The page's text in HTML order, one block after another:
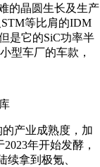
的晶圆生长及生产
等比肩的IDM
是它的SiC功率半
型车厂的车款，
产业成熟度，加
年开始发酵，
续拿到极氪、